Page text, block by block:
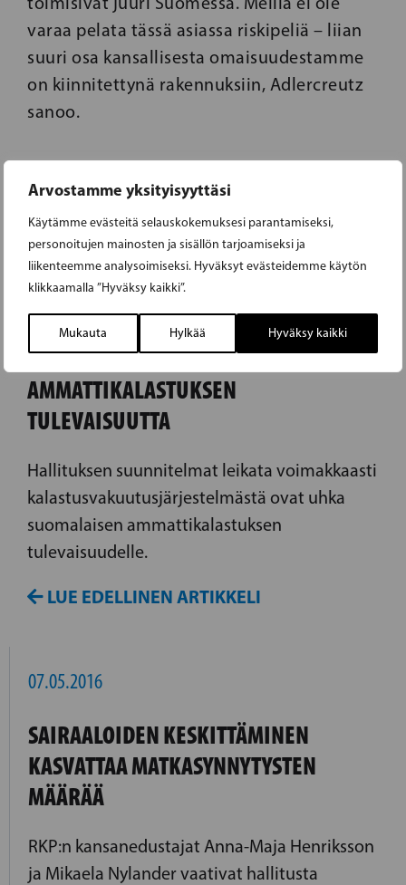
Arvostamme yksityisyyttäsi
Käytämme evästeitä selauskokemuksesi parantamiseksi,
personoitujen mainosten ja sisällön tarjoamiseksi ja
liikenteemme analysoimiseksi. Hyväksyt evästeidemme käytön
klikkaamalla ”Hyväksy kaikki”.
Mukauta Hylkää Hyväksy kaikki
varaa pelata tässä asiassa riskipeliä – liian
suuri osa kansallisesta omaisuudestamme
on kiinnitettynä rakennuksiin, Adlercreutz
sanoo.
04.05.2016
KALASTUSVAKUUTUSJÄRJESTELMÄN
LEIKKAUKSET UHKAAVAT
AMMATTIKALASTUKSEN
TULEVAISUUTTA
Hallituksen suunnitelmat leikata voimakkaasti
kalastusvakuutusjärjestelmästä ovat uhka
suomalaisen ammattikalastuksen
tulevaisuudelle.
LUE EDELLINEN ARTIKKELI
07.05.2016
SAIRAALOIDEN KESKITTÄMINEN
KASVATTAA MATKASYNNYTYSTEN
MÄÄRÄÄ
RKP:n kansanedustajat Anna-Maja Henriksson
ja Mikaela Nylander vaativat hallitusta